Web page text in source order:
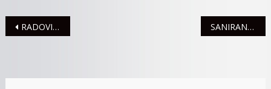
Navigacija
RADOVI NA PRUŽNOM PRELAZU U NASELJU MALA BOSNA SANIRAN KROV NA SPORTSKOJ HALI, OD DANAS HALA OTVORENA ZA SPORTISTE